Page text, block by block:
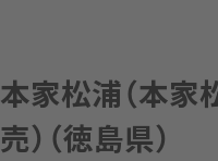
本家松浦（本家
売）（徳島県）